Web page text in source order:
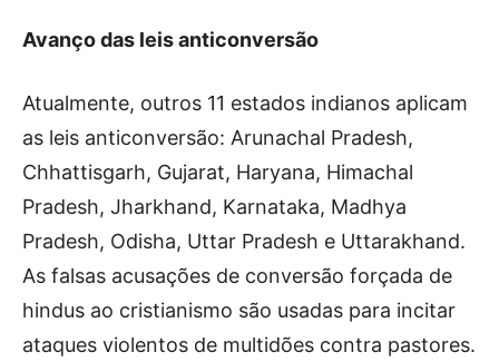
Avanço das leis anticonversão
Atualmente, outros 11 estados indianos aplicam
as leis anticonversão: Arunachal Pradesh,
Chhattisgarh, Gujarat, Haryana, Himachal
Pradesh, Jharkhand, Karnataka, Madhya
Pradesh, Odisha, Uttar Pradesh e Uttarakhand.
As falsas acusações de conversão forçada de
hindus ao cristianismo são usadas para incitar
ataques violentos de multidões contra pastores.